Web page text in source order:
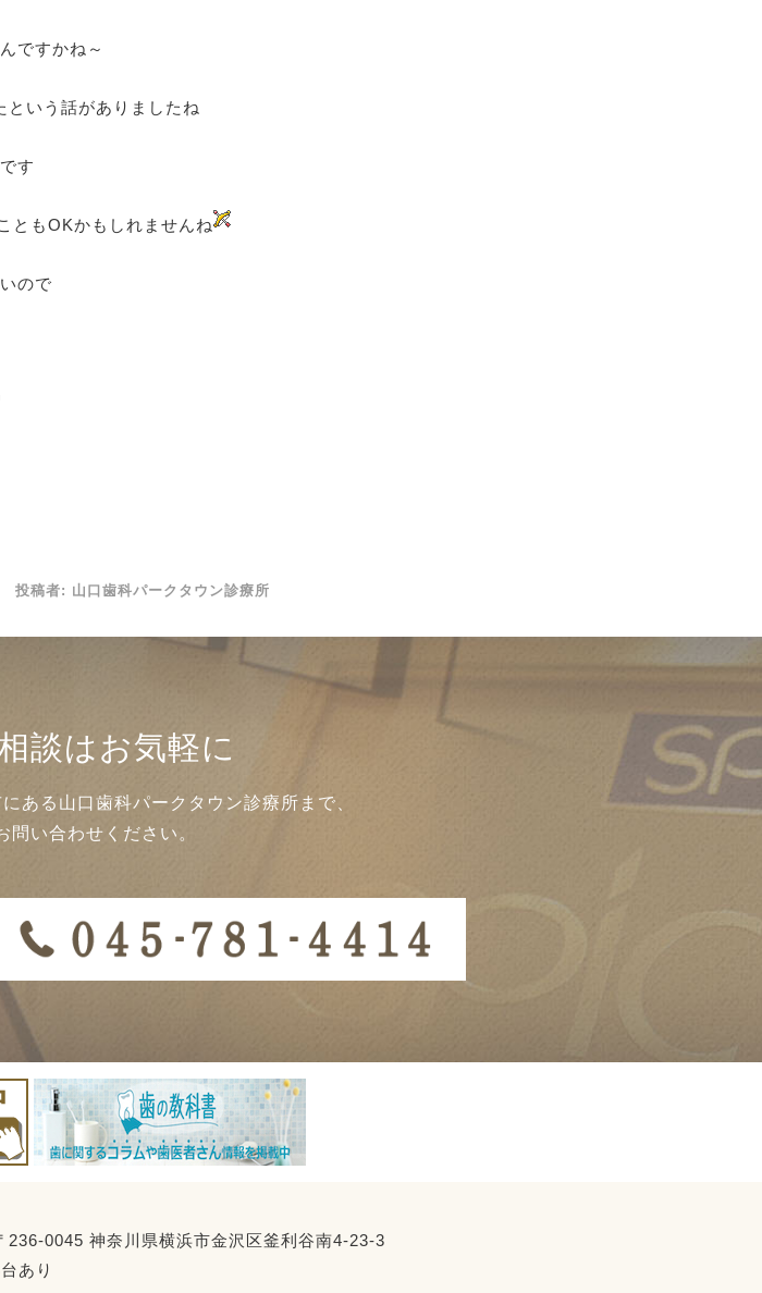
ですかね～
いう話がありましたね
す
ともOKかもしれませんね
ので
投稿者: 山口歯科パークタウン診療所
談はお気軽に
ある山口歯科パークタウン診療所まで、
問い合わせください。
0045 神奈川県横浜市金沢区釜利谷南4-23-3
あり